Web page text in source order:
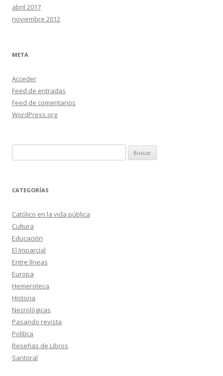
abril 2017
noviembre 2012
META
Acceder
Feed de entradas
Feed de comentarios
WordPress.org
CATEGORÍAS
Católico en la vida pública
Cultura
Educación
El Imparcial
Entre líneas
Europa
Hemeroteca
Historia
Necrológicas
Pasando revista
Política
Reseñas de Libros
Santoral